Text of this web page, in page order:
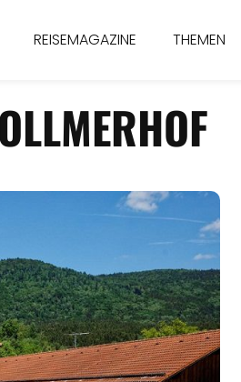
REISEMAGAZINE THEMEN